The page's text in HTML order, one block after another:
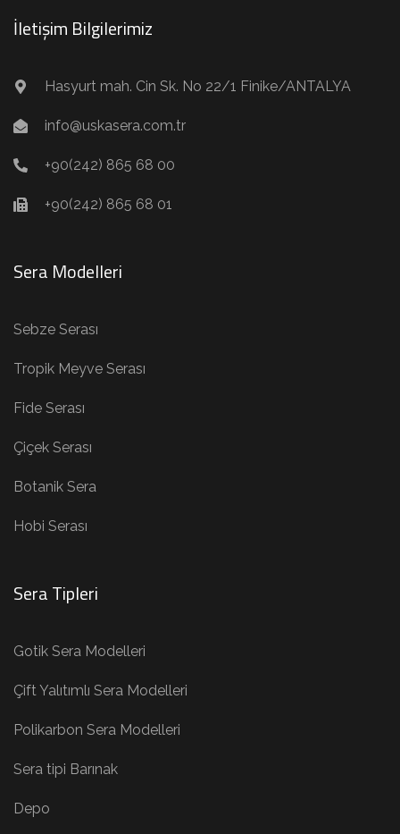
İletişim Bilgilerimiz
Hasyurt mah. Cin Sk. No 22/1 Finike/ANTALYA
info@uskasera.com.tr
+90(242) 865 68 00
+90(242) 865 68 01
Sera Modelleri
Sebze Serası
Tropik Meyve Serası
Fide Serası
Çiçek Serası
Botanik Sera
Hobi Serası
Sera Tipleri
Gotik Sera Modelleri
Çift Yalıtımlı Sera Modelleri
Polikarbon Sera Modelleri
Sera tipi Barınak
Depo